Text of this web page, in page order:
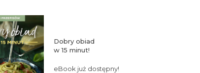
Dobry obiad
w 15 minut!
eBook już dostępny!